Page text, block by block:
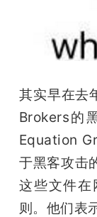
其实早在去
Brokers的
Equation
于黑客攻击
这些文件
则。他们表